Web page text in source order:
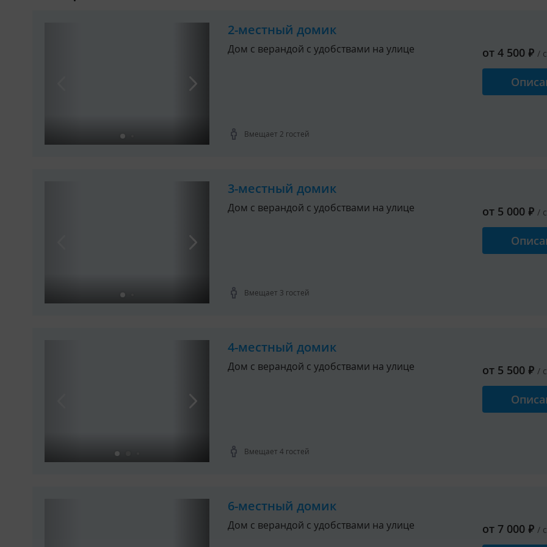
2-местный домик
Дом с верандой с удобствами на улице
Вмещает 2 гостей
от 4 500 ₽ /
3-местный домик
Дом с верандой с удобствами на улице
Вмещает 3 гостей
от 5 000 ₽ /
4-местный домик
Дом с верандой с удобствами на улице
Вмещает 4 гостей
от 5 500 ₽ /
6-местный домик
Дом с верандой с удобствами на улице от 7 000 ₽ /